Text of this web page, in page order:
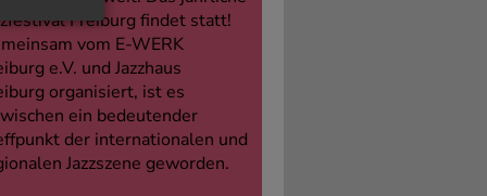
Freiburg findet statt!
vom E-WERK
e.V. und Jazzhaus
organisiert, ist es
ein bedeutender
der internationalen und
Jazzszene geworden.